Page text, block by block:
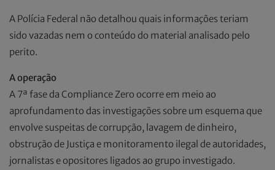
A Polícia Federal não detalhou quais informações teriam
sido vazadas nem o conteúdo do material analisado pelo
perito.
A operação
A 7ª fase da Compliance Zero ocorre em meio ao
aprofundamento das investigações sobre um esquema que
envolve suspeitas de corrupção, lavagem de dinheiro,
obstrução de Justiça e monitoramento ilegal de autoridades,
jornalistas e opositores ligados ao grupo investigado.